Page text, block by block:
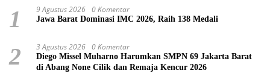
1 9 Agustus 2026 0 Komentar
Jawa Barat Dominasi IMC 2026, Raih 138 Medali
2 3 Agustus 2026 0 Komentar
Diego Missel Muharno Harumkan SMPN 69 Jakarta Barat
di Abang None Cilik dan Remaja Kencur 2026